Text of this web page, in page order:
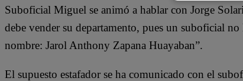
Suboficial Miguel se animó a hablar con Jorge
debe vender su departamento, pues un suboficial
nombre: Jarol Anthony Zapana Huayaban”.
El supuesto estafador se ha comunicado con el